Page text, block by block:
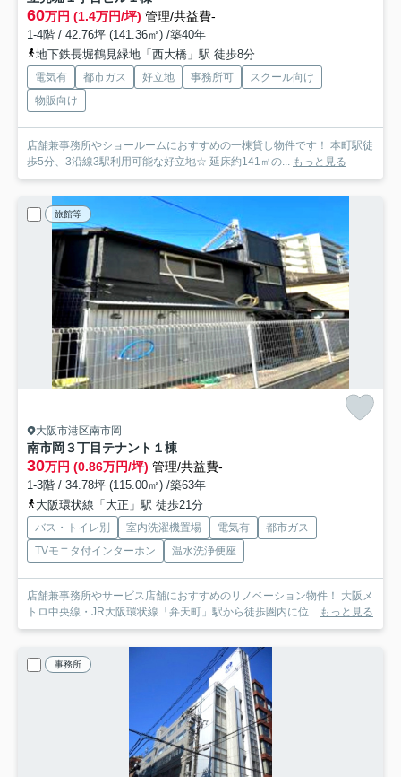
60万円 (1.4万円/坪) 管理/共益費-
1-4階 / 42.76坪 (141.36㎡) /築40年
地下鉄長堀鶴見緑地「西大橋」駅 徒歩8分
電気有 都市ガス 好立地 事務所可
スクール向け
物販向け
店舗兼事務所やショールームにおすすめの一棟貸し物件です！ 本町駅徒
歩5分、3沿線3駅利用可能な好立地☆ 延床約141㎡の... もっと見る
旅館等
大阪市港区南市岡
南市岡３丁目テナント １棟
30万円 (0.86万円/坪) 管理/共益費-
1-3階 / 34.78坪 (115.00㎡) /築63年
大阪環状線「大正」駅 徒歩21分
バス・トイレ別 室内洗濯機置場 電気有
都市ガス
TVモニタ付インターホン
温水洗浄便座
店舗兼事務所やサービス店舗におすすめのリノベーション物件！ 大阪メ
トロ中央線・JR大阪環状線「弁天町」駅から徒歩圏内に位... もっと見る
事務所